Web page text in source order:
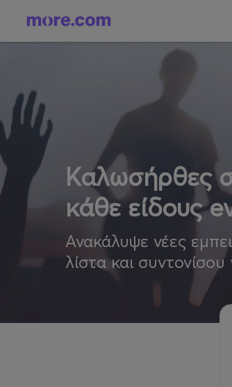
Καλωσήρθες
κάθε είδους
Ανακάλυψε νέες
λίστα και